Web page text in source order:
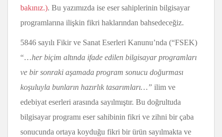
bakınız.). Bu yazımızda ise eser sahiplerinin bilgisayar
programlarına ilişkin fikri haklarından bahsedeceğiz.
5846 sayılı Fikir ve Sanat Eserleri Kanunu’nda (“FSEK)
“…her biçim altında ifade edilen bilgisayar programları
ve bir sonraki aşamada program sonucu doğurması
koşuluyla bunların hazırlık tasarımları…” ilim ve
edebiyat eserleri arasında sayılmıştır. Bu doğrultuda
bilgisayar programı eser sahibinin fikri ve zihni bir çaba
sonucunda ortaya koyduğu fikri bir ürün sayılmakta ve